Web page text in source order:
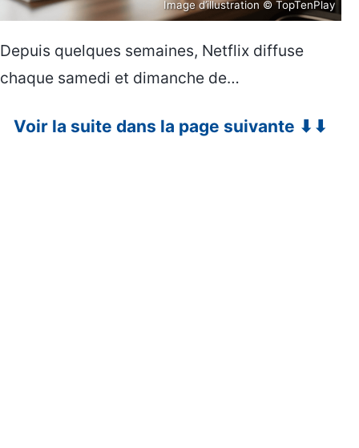
Image d’illustration © TopTenPlay
Depuis quelques semaines, Netflix diffuse
chaque samedi et dimanche de…
Voir la suite dans la page suivante ⬇⬇